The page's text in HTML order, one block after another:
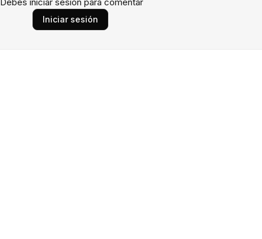
Iniciar sesión